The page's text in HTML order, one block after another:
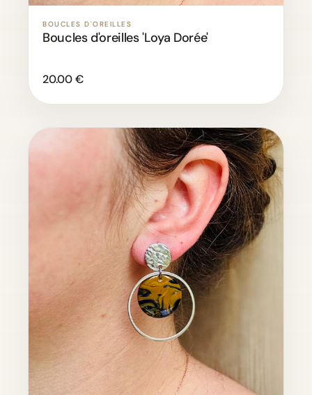
BOUCLES D'OREILLES
Boucles d'oreilles 'Loya Dorée'
20.00 €